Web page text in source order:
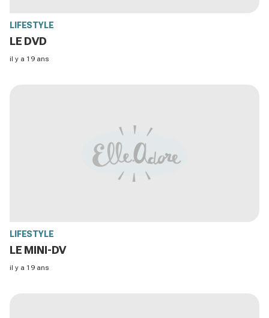
LIFESTYLE
LE DVD
il y a 19 ans
LIFESTYLE
LE MINI-DV
il y a 19 ans